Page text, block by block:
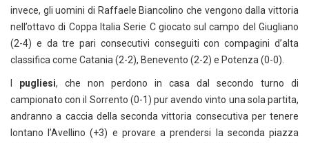
invece, gli uomini di Raffaele Biancolino che vengono dalla vittoria
nell’ottavo di Coppa Italia Serie C giocato sul campo del Giugliano
(2-4) e da tre pari consecutivi conseguiti con compagini d’alta
classifica come Catania (2-2), Benevento (2-2) e Potenza (0-0).
pugliesi, che non perdono in casa dal secondo turno di
campionato con il Sorrento (0-1) pur avendo vinto una sola partita,
andranno a caccia della seconda vittoria consecutiva per tenere
lontano l’Avellino (+3) e provare a prendersi la seconda piazza